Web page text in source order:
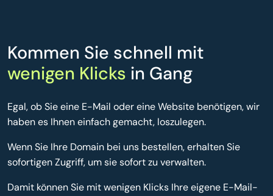
Kommen Sie schnell mit
wenigen Klicks in Gang
Egal, ob Sie eine E-Mail oder eine Website benötigen, wir
haben es Ihnen einfach gemacht, loszulegen.
Wenn Sie Ihre Domain bei uns bestellen, erhalten Sie
sofortigen Zugriff, um sie sofort zu verwalten.
Damit können Sie mit wenigen Klicks Ihre eigene E-Mail-